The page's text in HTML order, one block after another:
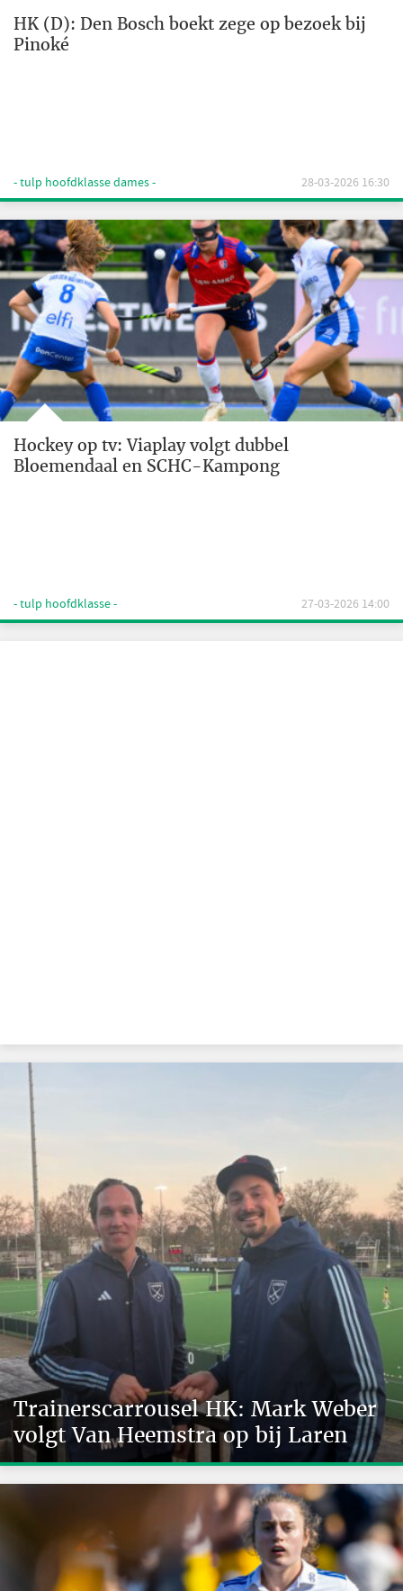
HK (D): Den Bosch boekt zege op bezoek bij
Pinoké
- tulp hoofdklasse dames - 28-03-2026 16:30
Hockey op tv: Viaplay volgt dubbel
Bloemendaal en SCHC-Kampong
- tulp hoofdklasse - 27-03-2026 14:00
Trainerscarrousel HK: Mark Weber
volgt Van Heemstra op bij Laren